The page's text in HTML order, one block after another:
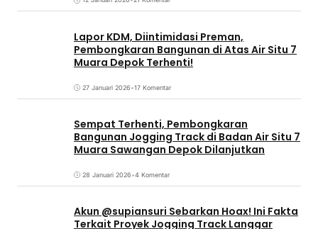
Lapor KDM, Diintimidasi Preman,
Pembongkaran Bangunan di Atas Air Situ 7
Muara Depok Terhenti!
27 Januari 2026•17 Komentar
Sempat Terhenti, Pembongkaran
Bangunan Jogging Track di Badan Air Situ 7
Muara Sawangan Depok Dilanjutkan
28 Januari 2026•4 Komentar
Akun @supiansuri Sebarkan Hoax! Ini Fakta
Terkait Proyek Jogging Track Langgar